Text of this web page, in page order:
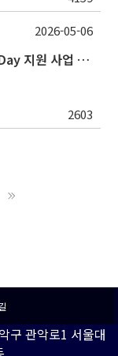
2026년 대학원생 국제 여름 Research Day 지원 사업 추가 모집 안내
2603
2026-05-06
구 관악로1 서울대